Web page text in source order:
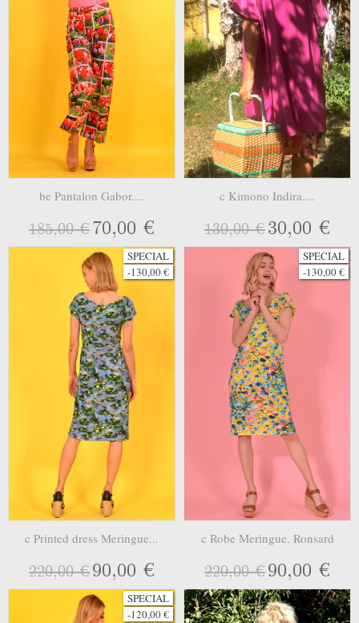
be Pantalon Gabor....
185,00 €70,00 €
c Kimono Indira....
130,00 €30,00 €
SPECIAL
-130,00 €
c Printed dress Meringue...
220,00 €90,00 €
SPECIAL
-130,00 €
c Robe Meringue. Ronsard
220,00 €90,00 €
SPECIAL
-120,00 €